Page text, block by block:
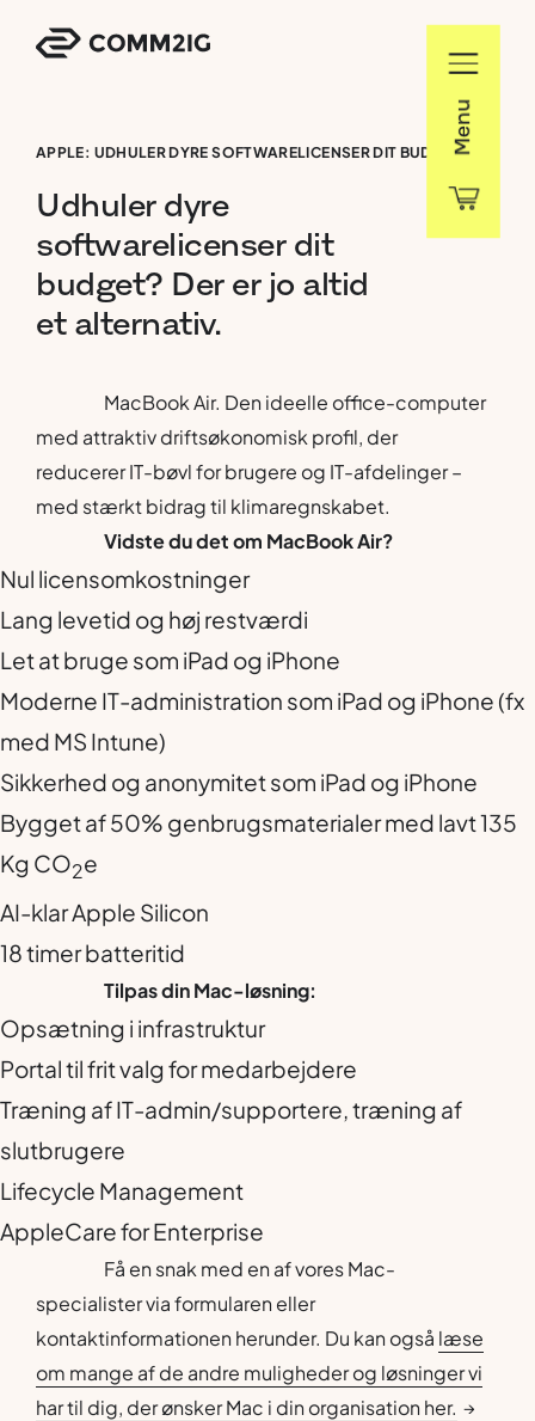
Menu
Udhuler dyre
softwarelicenser dit
budget? Der er jo altid
et alternativ.
MacBook Air. Den ideelle office-computer
med attraktiv driftsøkonomisk profil, der
reducerer IT-bøvl for brugere og IT-afdelinger –
med stærkt bidrag til klimaregnskabet.
Vidste du det om MacBook Air?
Nul licensomkostninger
Lang levetid og høj restværdi
Let at bruge som iPad og iPhone
Moderne IT-administration som iPad og iPhone (fx
med MS Intune)
Sikkerhed og anonymitet som iPad og iPhone
Bygget af 50% genbrugsmaterialer med lavt 135
Kg CO2e
AI-klar Apple Silicon
18 timer batteritid
Tilpas din Mac-løsning:
Opsætning i infrastruktur
Portal til frit valg for medarbejdere
Træning af IT-admin/supportere, træning af
slutbrugere
Lifecycle Management
AppleCare for Enterprise
Få en snak med en af vores Mac-
specialister via formularen eller
kontaktinformationen herunder. Du kan også læse
om mange af de andre muligheder og løsninger vi
har til dig, der ønsker Mac i din organisation her. →